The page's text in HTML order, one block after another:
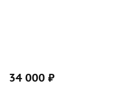
34 000 ₽